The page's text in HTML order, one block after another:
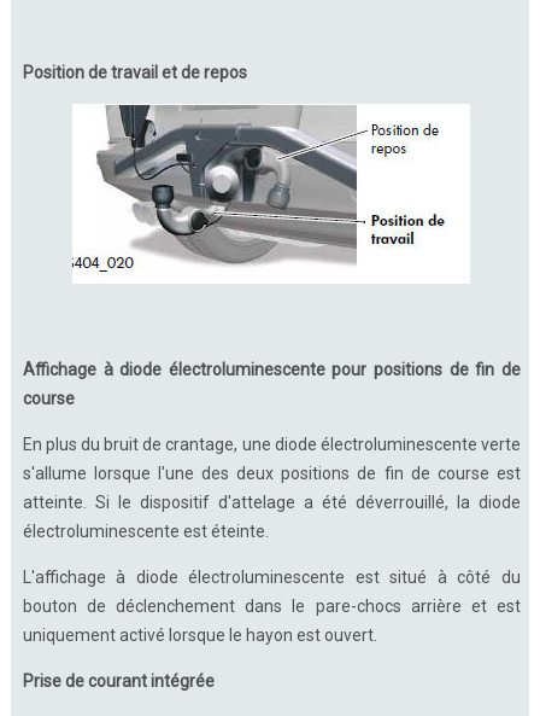
Position de travail et de repos
Affichage à diode électroluminescente pour positions de fin de
course
En plus du bruit de crantage, une diode électroluminescente verte
s'allume lorsque l'une des deux positions de fin de course est
atteinte. Si le dispositif d'attelage a été déverrouillé, la diode
électroluminescente est éteinte.
L'affichage à diode électroluminescente est situé à côté du
bouton de déclenchement dans le pare-chocs arrière et est
uniquement activé lorsque le hayon est ouvert.
Prise de courant intégrée